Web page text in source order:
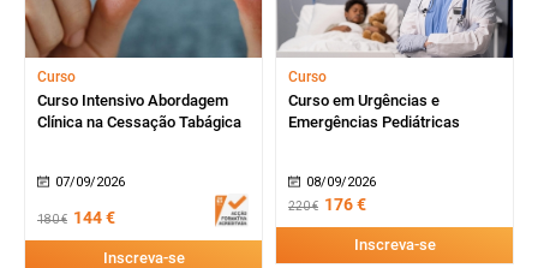
Curso
Curso Intensivo Abordagem
Clínica na Cessação Tabágica
07/09/2026
180 € 144 €
Inscreva-se
Curso
Curso em Urgências e
Emergências Pediátricas
08/09/2026
220 € 176 €
Inscreva-se